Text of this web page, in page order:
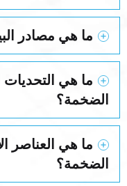
ما هي مصادر
ما هي التحديات
الضخمة؟
ما هي العناصر
الضخمة؟